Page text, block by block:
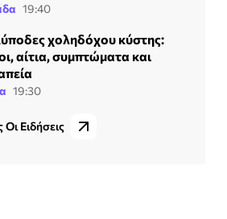
19:40
χοληδόχου κύστης:
αίτια, συμπτώματα και
19:30
Ειδήσεις